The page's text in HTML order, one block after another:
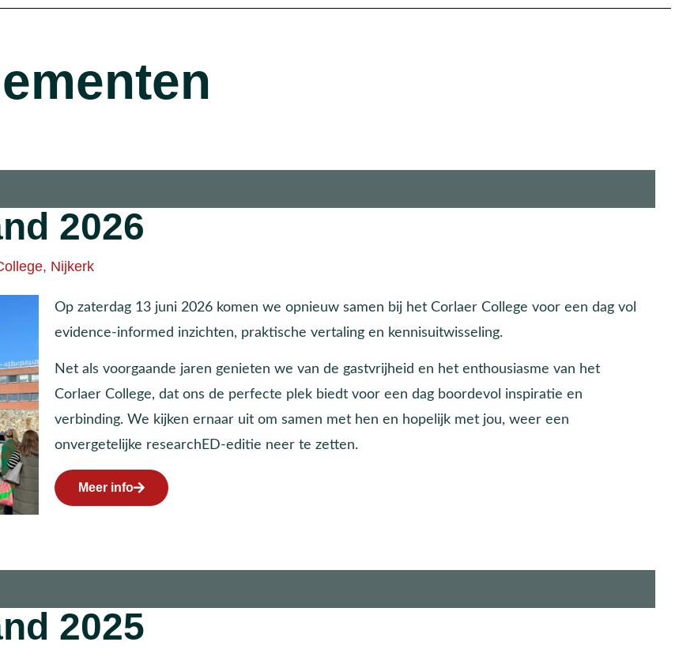
2026
Nijkerk
Op zaterdag 13 juni 2026 komen we opnieuw samen bij het Corlaer College voor een dag vol
evidence-informed inzichten, praktische vertaling en kennisuitwisseling.
Net als voorgaande jaren genieten we van de gastvrijheid en het enthousiasme van het
Corlaer College, dat ons de perfecte plek biedt voor een dag boordevol inspiratie en
verbinding. We kijken ernaar uit om samen met hen en hopelijk met jou, weer een
onvergetelijke researchED-editie neer te zetten.
Meer info
2025